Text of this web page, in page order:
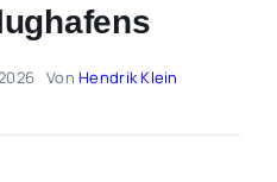
VonHendrik Klein